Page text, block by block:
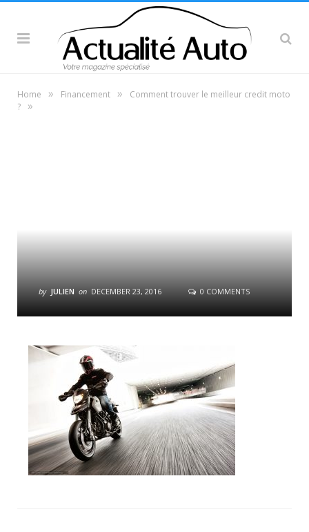
Home » Financement »
Comment trouver le meilleur credit moto
?
»
by JULIEN on DECEMBER 23, 2016 0 COMMENTS